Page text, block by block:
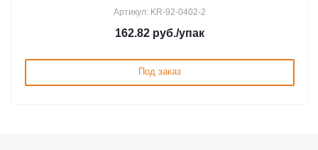
Артикул: KR-92-0402-2
162.82 руб./упак
Под заказ